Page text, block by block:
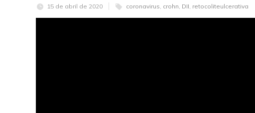
15 de abril de 2020 coronavirus, crohn, DII, retocoliteulcerativa